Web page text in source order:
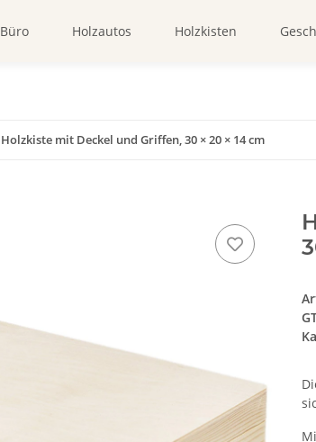
Büro Holzautos Holzkisten
Holzkiste mit Deckel und Griffen, 30 × 20 × 14 cm